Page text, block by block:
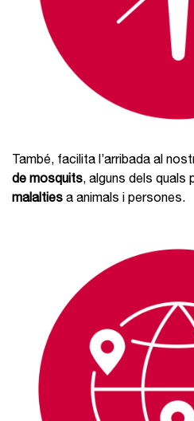
També, facilita l’arribada al
de mosquits , alguns dels quals
malalties a animals i persones.